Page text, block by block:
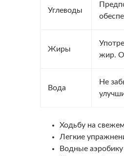
Углеводы
Жиры
жир.
Вода
Не
Ходьбу на
Легкие
Водные